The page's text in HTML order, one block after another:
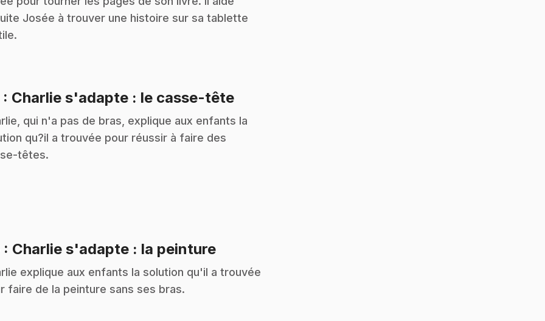
Josée à trouver une histoire sur sa tablette
: Charlie s'adapte : le casse-tête.
qui n'a pas de bras, explique aux enfants la
qu?il a trouvée pour réussir à faire des
têtes.
: Charlie s'adapte : la peinture.
explique aux enfants la solution qu'il a trouvée
faire de la peinture sans ses bras.